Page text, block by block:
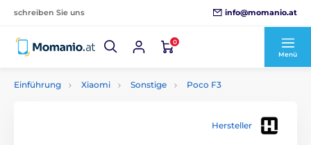
schreiben Sie uns info@momanio.at
0
Menü
Einführung Xiaomi Sonstige Poco F3
Hersteller